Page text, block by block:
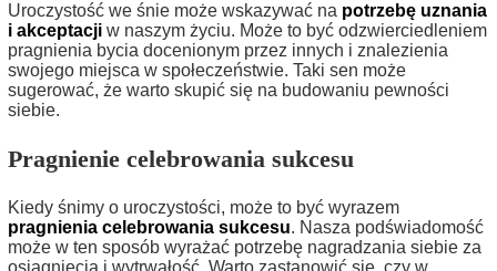
Uroczystość we śnie może wskazywać na potrzebę uznania
i akceptacji w naszym życiu. Może to być odzwierciedleniem
pragnienia bycia docenionym przez innych i znalezienia
swojego miejsca w społeczeństwie. Taki sen może
sugerować, że warto skupić się na budowaniu pewności
siebie.
Pragnienie celebrowania sukcesu
Kiedy śnimy o uroczystości, może to być wyrazem
pragnienia celebrowania sukcesu. Nasza podświadomość
może w ten sposób wyrażać potrzebę nagradzania siebie za